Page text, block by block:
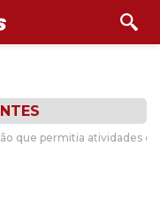
que permitia atividades